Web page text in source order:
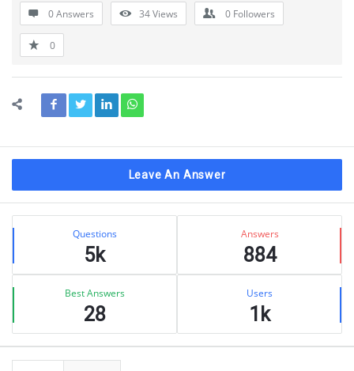
0 Answers 34Views 0 Followers
0
Leave An Answer
Sidebar
Stats Questions
5k
Answers
884
Best Answers
28
Users
1k